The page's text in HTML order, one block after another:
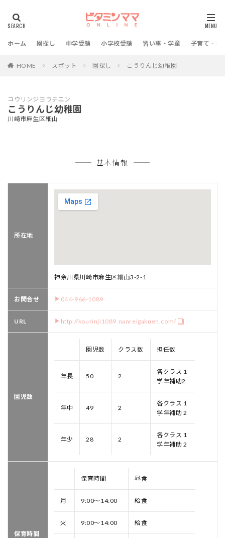
ホーム 園探し 中学受験 小学校受験 習い事・学童 子育て・教
HOME スポット 園探し こうりんじ幼稚園
コウリンジヨウチエン
こうりんじ幼稚園
川崎市麻生区細山
基本情報
所在地
神奈川県川崎市麻生区細山3-2-1
お問合せ 044-966-1089
URL http://kourinji1089.nanreigakuen.com/
園児数
園児数 クラス数 担任数
年長 50 2
各クラス 1
学年補助2
年中 49 2
各クラス 1
学年補助 2
年少 28 2
各クラス 1
学年補助 2
保育時間
保育時間 昼食
月 9:00～14:00 給食
火 9:00～14:00 給食